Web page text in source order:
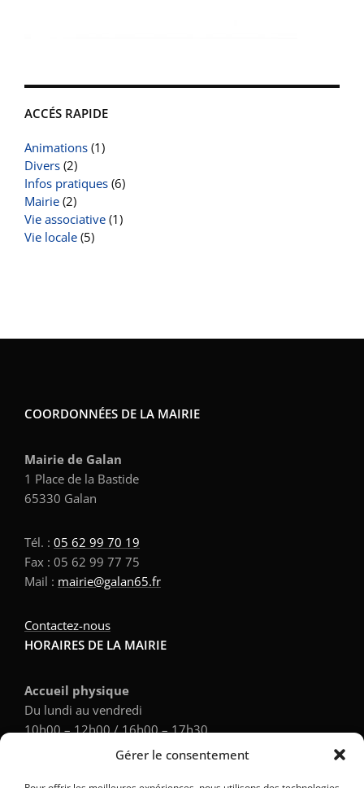
Gérer le consentement
ACCÉS RAPIDE
Animations (1)
Divers (2)
Infos pratiques (6)
Mairie (2)
Vie associative (1)
Vie locale (5)
COORDONNÉES DE LA MAIRIE
Mairie de Galan
1 Place de la Bastide
65330 Galan
Tél. : 05 62 99 70 19
Fax : 05 62 99 77 75
Mail : mairie@galan65.fr
Contactez-nous
HORAIRES DE LA MAIRIE
Accueil physique
Du lundi au vendredi
10h00 – 12h00 / 16h00 – 17h30